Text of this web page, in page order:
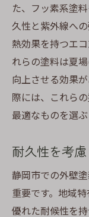
た、フッ素系塗
久性と紫外線へ
熱効果を持つエ
れらの塗料は夏
向上させる効果
際には、これら
最適なものを選ぶ
耐久性を考
静岡市での外壁
重要です。地域
優れた耐候性を